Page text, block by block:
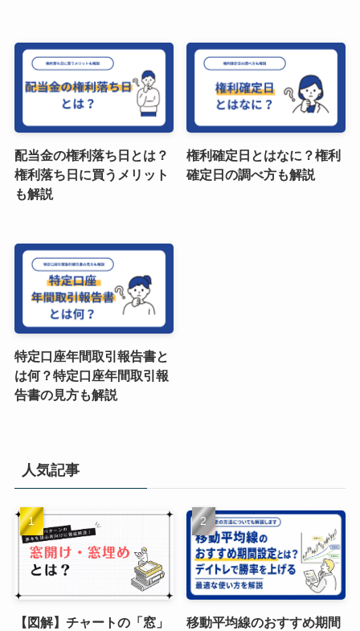
配当金の権利落ち日とは？
権利落ち日に買うメリット
も解説
権利確定日とはなに？権利
確定日の調べ方も解説
特定口座年間取引報告書と
は何？特定口座年間取引報
告書の見方も解説
人気記事
【図解】チャートの「窓」
移動平均線のおすすめ期間